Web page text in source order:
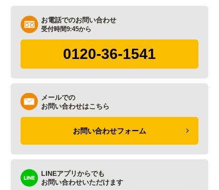
お電話でのお問い合わせ
受付時間9:45から
0120-36-1541
メールでの
お問い合わせはこちら
お問い合わせフォーム
LINEアプリからでも
お問い合わせいただけます